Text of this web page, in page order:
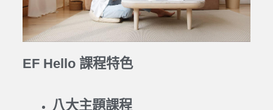
EF Hello 課程特色
八大主題課程